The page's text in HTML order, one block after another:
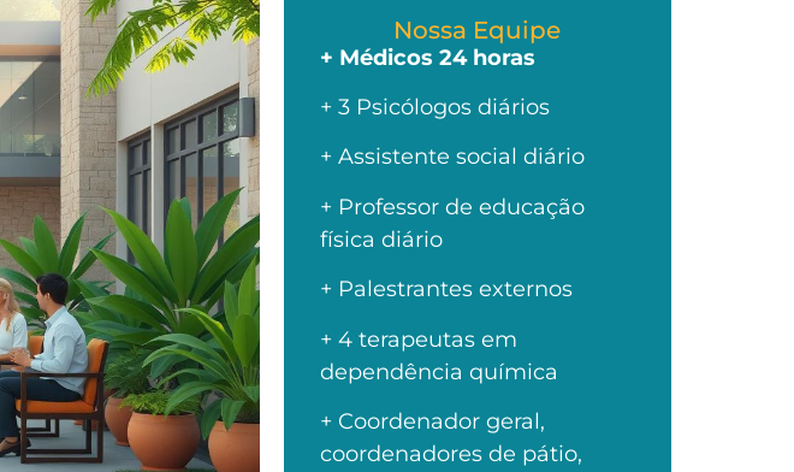
Nossa Equipe
+ Médicos 24 horas
+ 3 Psicólogos diários
+ Assistente social diário
+ Professor de educação
física diário
+ Palestrantes externos
+ 4 terapeutas em
dependência química
+ Coordenador geral,
coordenadores de pátio,